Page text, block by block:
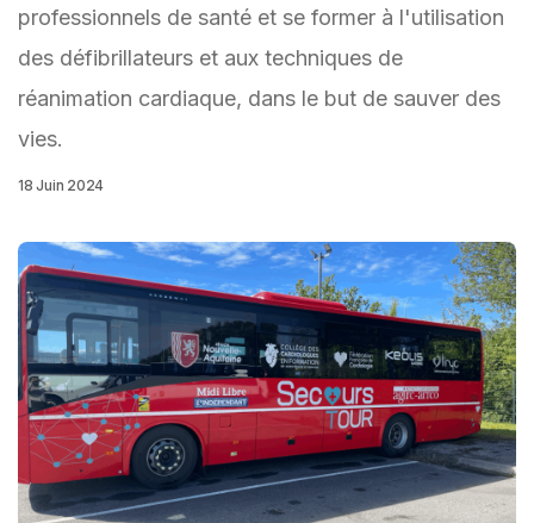
professionnels de santé et se former à l'utilisation
des défibrillateurs et aux techniques de
réanimation cardiaque, dans le but de sauver des
vies.
18 Juin 2024